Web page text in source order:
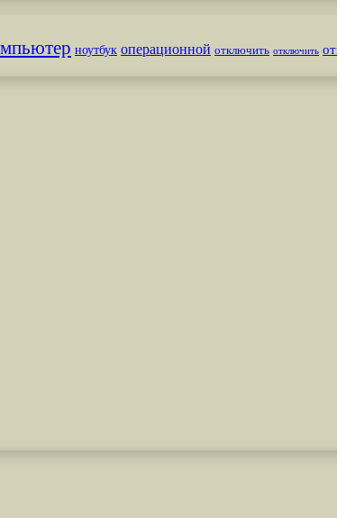
ноутбук операционной отключить отключить